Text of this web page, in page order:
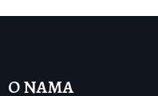
O NAMA